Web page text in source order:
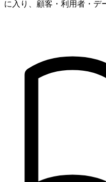
に入り、顧客・利用者・デ